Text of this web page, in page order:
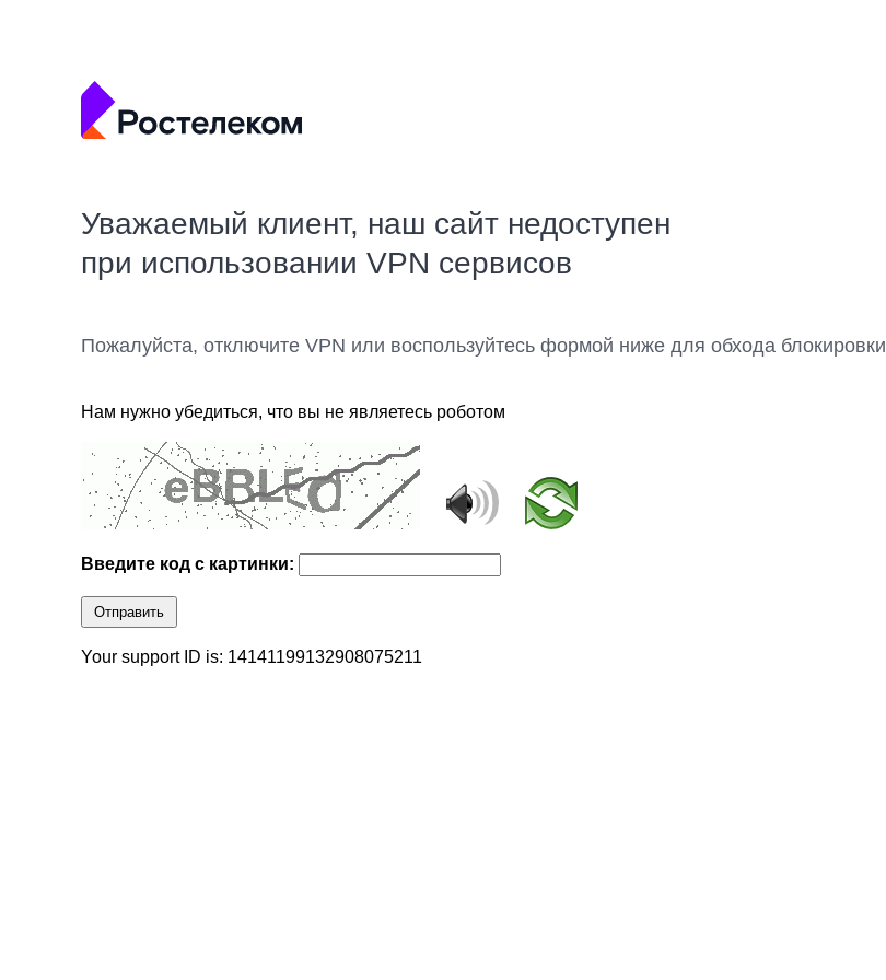
Уважаемый клиент, наш сайт недоступен
при использовании VPN сервисов
Пожалуйста, отключите VPN или воспользуйтесь формой ниже для обхода блокировки
Нам нужно убедиться, что вы не являетесь роботом
Введите код с картинки:
Отправить
Your support ID is: 14141199132908075211